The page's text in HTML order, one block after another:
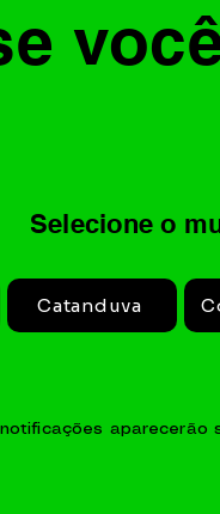
Selecione o
Catanduva